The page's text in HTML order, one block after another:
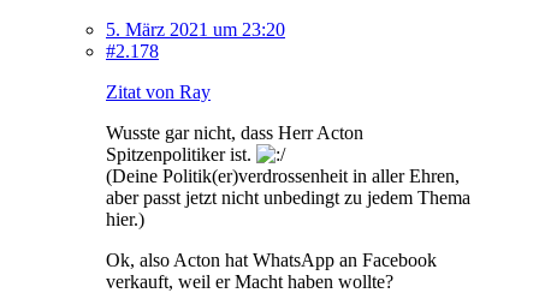
5. März 2021 um 23:20
#2.178
Zitat von Ray
Wusste gar nicht, dass Herr Acton
Spitzenpolitiker ist.
(Deine Politik(er)verdrossenheit in aller Ehren,
aber passt jetzt nicht unbedingt zu jedem Thema
hier.)
Ok, also Acton hat WhatsApp an Facebook
verkauft, weil er Macht haben wollte?